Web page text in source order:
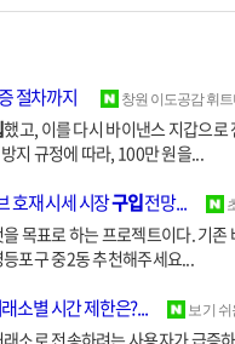
절차까지 창원 이도공감 휘
했고, 이를 다시 바이낸스 지갑으
지 규정에 따라, 100만 원을...
호재 시세 시장구입전망...
목표로 하는 프로젝트이다. 기존
포구 중2동 추천해주세요...
소별 시간 제한은?... 보기 쉬